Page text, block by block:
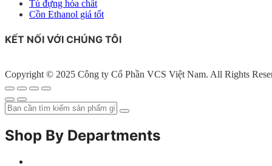
Tủ đựng hóa chất
Cồn Ethanol giá tốt
KẾT NỐI VỚI CHÚNG TÔI
Copyright © 2025 Công ty Cổ Phần VCS Việt Nam. All Rights
Shop By Departments